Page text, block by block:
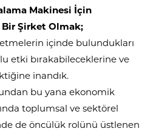
Makinesi İçin
Şirket Olmak;
içinde bulundukları
etki bırakabileceklerine ve
inandık.
bu yana ekonomik
toplumsal ve sektörel
de öncülük rolünü üstlenen